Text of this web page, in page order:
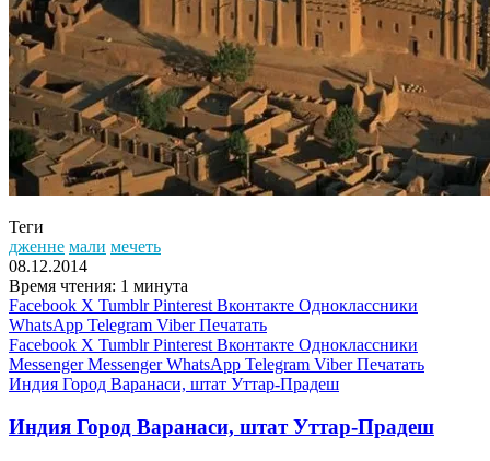
Теги
дженне мали мечеть
08.12.2014
Время чтения: 1 минута
Facebook X Tumblr Pinterest Вконтакте Одноклассники
WhatsApp Telegram Viber Печатать
Facebook X Tumblr Pinterest Вконтакте Одноклассники
Messenger Messenger WhatsApp Telegram Viber Печатать
Индия Город Варанаси, штат Уттар-Прадеш
Индия Город Варанаси, штат Уттар-Прадеш